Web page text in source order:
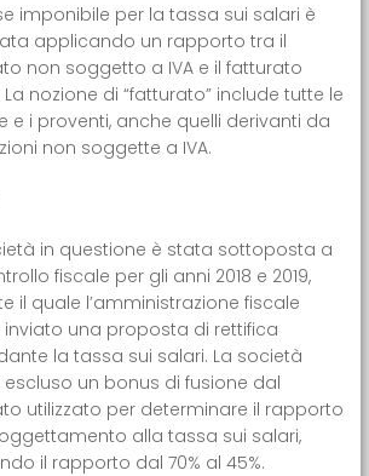
imponibile per la tassa sui salari è
applicando un rapporto tra il
non soggetto a IVA e il fatturato
nozione di “fatturato” include tutte le
e i proventi, anche quelli derivanti da
non soggette a IVA.
in questione è stata sottoposta a
fiscale per gli anni 2018 e 2019,
il quale l’amministrazione fiscale
inviato una proposta di rettifica
la tassa sui salari. La società
un bonus di fusione dal
utilizzato per determinare il rapporto
alla tassa sui salari,
il rapporto dal 70% al 45%.